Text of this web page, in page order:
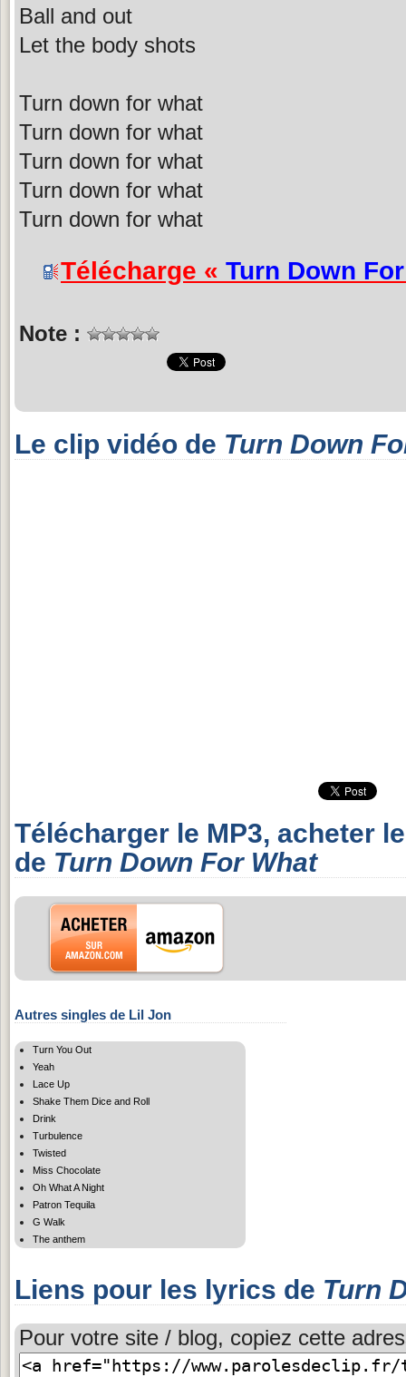
Ball and out
Let the body shots
Turn down for what
Turn down for what
Turn down for what
Turn down for what
Turn down for what
Télécharge « Turn Down
Note :
Le clip vidéo de Turn Down
Télécharger le MP3, acheter
de Turn Down For What
Autres singles de Lil Jon
Turn You Out
Yeah
Lace Up
Shake Them Dice and Roll
Drink
Turbulence
Twisted
Miss Chocolate
Oh What A Night
Patron Tequila
G Walk
The anthem
Liens pour les lyrics de Turn
Pour votre site / blog, copiez cette